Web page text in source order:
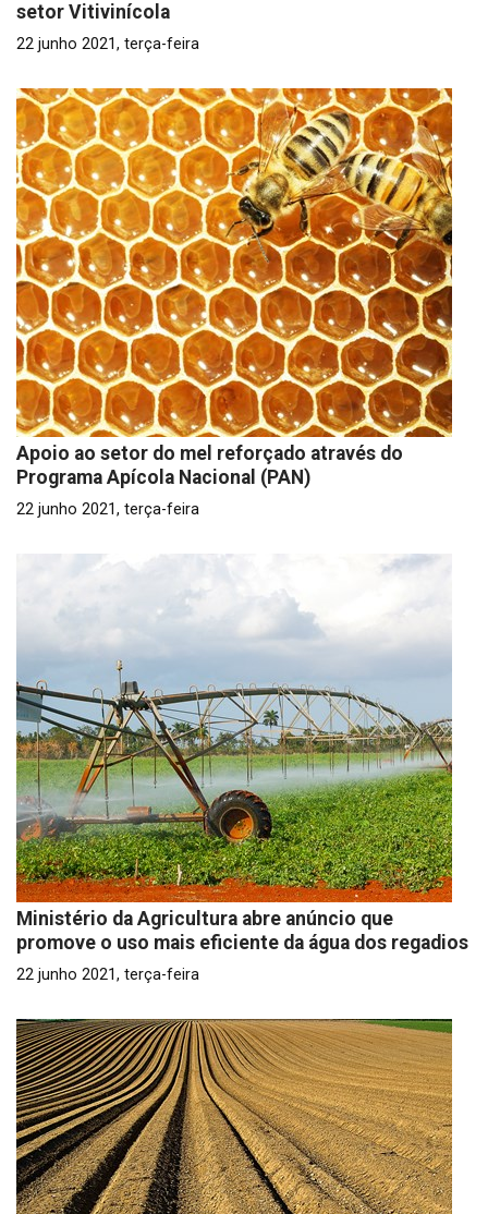
setor Vitivinícola
22 junho 2021, terça-feira
Apoio ao setor do mel reforçado através do
Programa Apícola Nacional (PAN)
22 junho 2021, terça-feira
Ministério da Agricultura abre anúncio que
promove o uso mais eficiente da água dos regadios
22 junho 2021, terça-feira